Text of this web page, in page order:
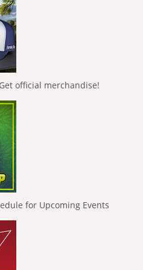
official merchandise!
for Upcoming Events